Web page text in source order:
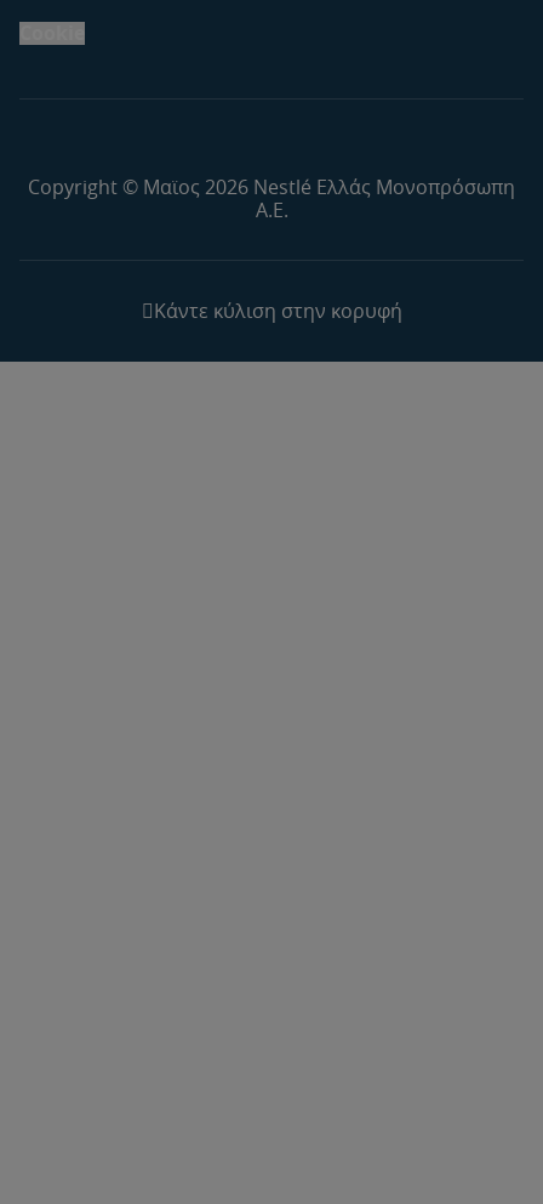
Copyright © Μαϊος 2026 Nestlé Ελλάς Μονοπρόσωπη
Α.Ε.
Κάντε κύλιση στην κορυφή